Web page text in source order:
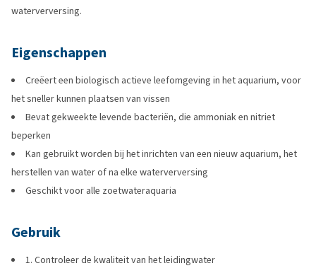
waterverversing.
Eigenschappen
Creëert een biologisch actieve leefomgeving in het aquarium, voor
het sneller kunnen plaatsen van vissen
Bevat gekweekte levende bacteriën, die ammoniak en nitriet
beperken
Kan gebruikt worden bij het inrichten van een nieuw aquarium, het
herstellen van water of na elke waterverversing
Geschikt voor alle zoetwateraquaria
Gebruik
1. Controleer de kwaliteit van het leidingwater